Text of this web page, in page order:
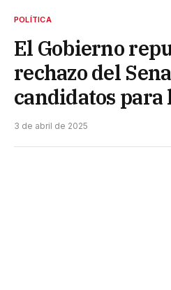
POLÍTICA
El Gobierno
rechazo del
candidatos para
3 de abril de 2025